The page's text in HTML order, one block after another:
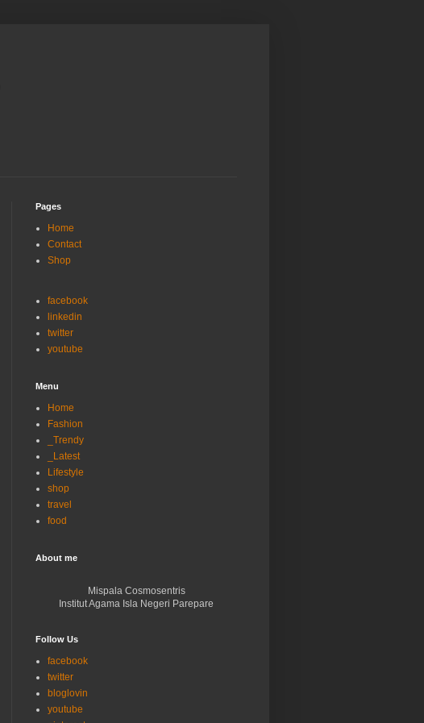
Pages
Home
Contact
Shop
facebook
linkedin
twitter
youtube
Menu
Home
Fashion
_Trendy
_Latest
Lifestyle
shop
travel
food
About me
Mispala Cosmosentris
Institut Agama Isla Negeri Parepare
Follow Us
facebook
twitter
bloglovin
youtube